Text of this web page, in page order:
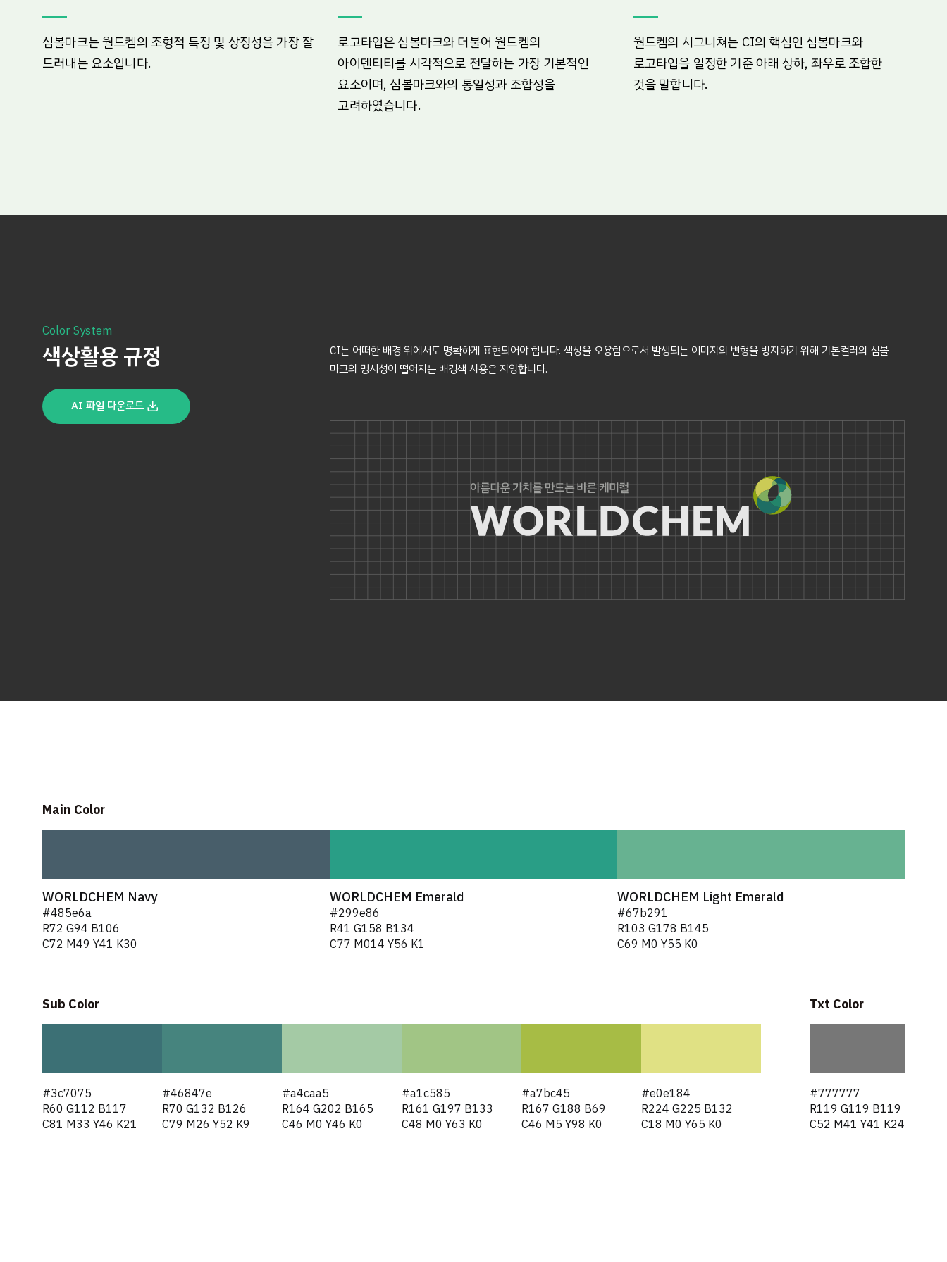
심볼마크는 월드켐의 조형적 특징 및 상징성을 가장 잘
드러내는 요소입니다.
로고타입은 심볼마크와 더불어 월드켐의
아이덴티티를 시각적으로 전달하는 가장 기본적인
요소이며, 심볼마크와의 통일성과 조합성을
고려하였습니다.
월드켐의 시그니쳐는 CI의 핵심인 심볼마크와
로고타입을 일정한 기준 아래 상하, 좌우로 조합한
것을 말합니다.
Color System
색상활용 규정
AI 파일 다운로드
CI는 어떠한 배경 위에서도 명확하게 표현되어야 합니다. 색상을 오용함으로서 발생되는 이미지의 변형을 방지하기 위해 기본컬러의 심볼
마크의 명시성이 떨어지는 배경색 사용은 지양합니다.
Main Color
WORLDCHEM Navy
#485e6a
R72 G94 B106
C72 M49 Y41 K30
WORLDCHEM Emerald
#299e86
R41 G158 B134
C77 M014 Y56 K1
WORLDCHEM Light Emerald
#67b291
R103 G178 B145
C69 M0 Y55 K0
Sub Color
#3c7075
R60 G112 B117
C81 M33 Y46 K21
#46847e
R70 G132 B126
C79 M26 Y52 K9
#a4caa5
R164 G202 B165
C46 M0 Y46 K0
#a1c585
R161 G197 B133
C48 M0 Y63 K0
#a7bc45
R167 G188 B69
C46 M5 Y98 K0
#e0e184
R224 G225 B132
C18 M0 Y65 K0
Txt Color
#777777
R119 G119 B119
C52 M41 Y41 K24